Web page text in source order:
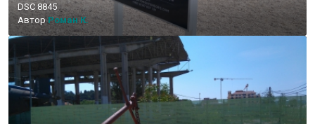
DSC 8845
Автор Роман К.